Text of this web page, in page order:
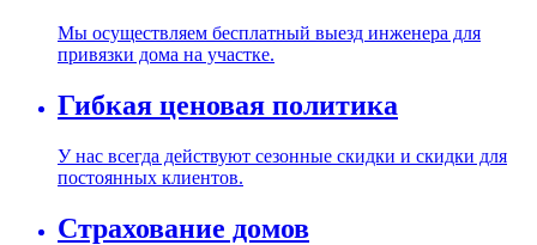
Мы осуществляем бесплатный выезд инженера для
привязки дома на участке.
Гибкая ценовая политика
У нас всегда действуют сезонные скидки и скидки для
постоянных клиентов.
Страхование домов